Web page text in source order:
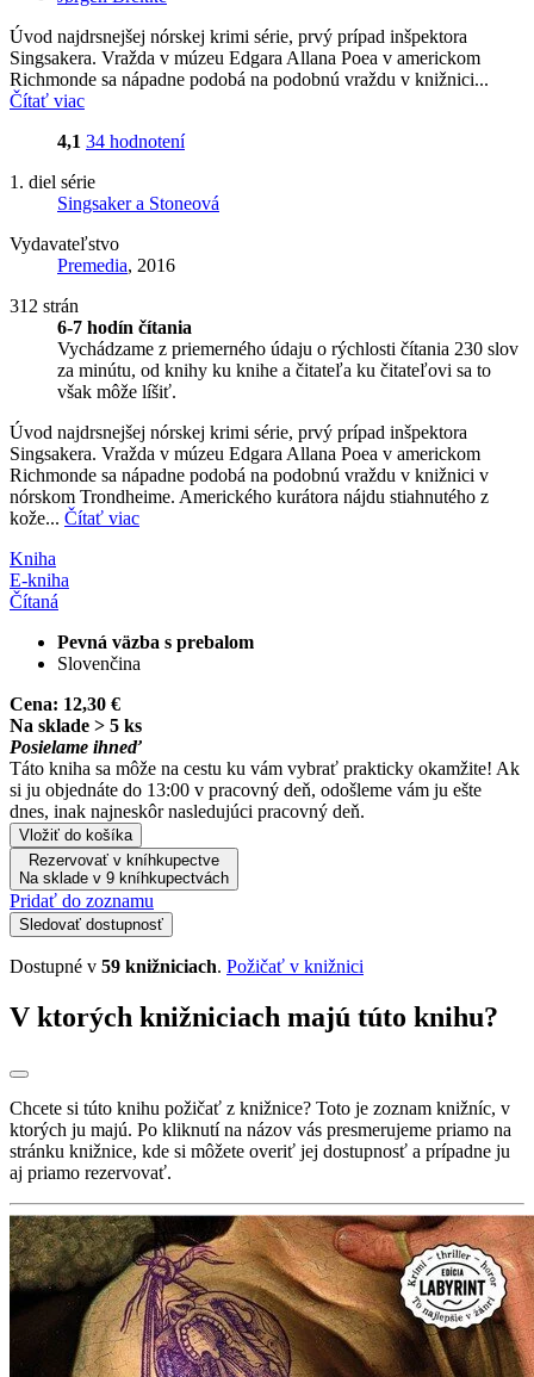
Úvod najdrsnejšej nórskej krimi série, prvý prípad inšpektora
Singsakera. Vražda v múzeu Edgara Allana Poea v americkom
Richmonde sa nápadne podobá na podobnú vraždu v knižnici...
Čítať viac
4,1 34 hodnotení
1. diel série
Singsaker a Stoneová
Vydavateľstvo
Premedia, 2016
312 strán
6-7 hodín čítania
Vychádzame z priemerného údaju o rýchlosti čítania 230 slov
za minútu, od knihy ku knihe a čitateľa ku čitateľovi sa to
však môže líšiť.
Úvod najdrsnejšej nórskej krimi série, prvý prípad inšpektora
Singsakera. Vražda v múzeu Edgara Allana Poea v americkom
Richmonde sa nápadne podobá na podobnú vraždu v knižnici v
nórskom Trondheime. Amerického kurátora nájdu stiahnutého z
kože... Čítať viac
Kniha
E-kniha
Čítaná
Pevná väzba s prebalom
Slovenčina
Cena: 12,30 €
Na sklade > 5 ks
Posielame ihneď
Táto kniha sa môže na cestu ku vám vybrať prakticky okamžite! Ak
si ju objednáte do 13:00 v pracovný deň, odošleme vám ju ešte
dnes, inak najneskôr nasledujúci pracovný deň.
Vložiť do košíka
Rezervovať v kníhkupectve
Na sklade v 9 kníhkupectvách
Pridať do zoznamu
Sledovať dostupnosť
Dostupné v 59 knižniciach. Požičať v knižnici
V ktorých knižniciach majú túto knihu?
Chcete si túto knihu požičať z knižnice? Toto je zoznam knižníc, v
ktorých ju majú. Po kliknutí na názov vás presmerujeme priamo na
stránku knižnice, kde si môžete overiť jej dostupnosť a prípadne ju
aj priamo rezervovať.